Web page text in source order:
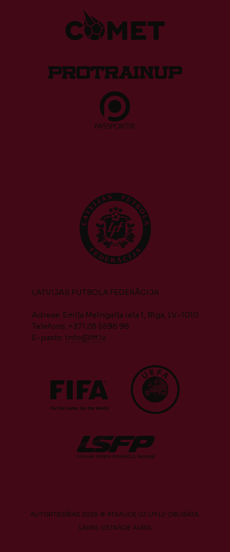
LATVIJAS FUTBOLA FEDERĀCIJA
Adrese: Emiļa Melngaiļa iela 1, Rīga, LV-1010
Telefons: +371 28 5598 98
E-pasts: info@lff.lv
AUTORTIESĪBAS 2026 © ATSAUCE UZ LFF.LV OBLIGĀTA.
LAPAS IZSTRĀDE AURIS